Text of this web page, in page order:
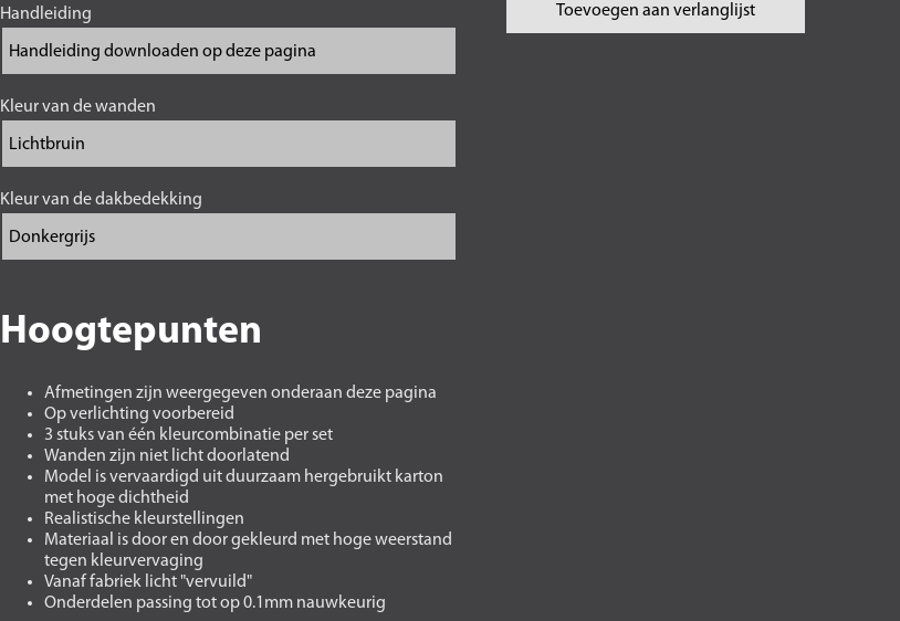
Handleiding
Kleur van de wanden
Kleur van de dakbedekking
Hoogtepunten
Afmetingen zijn weergegeven onderaan deze pagina
Op verlichting voorbereid
3 stuks van één kleurcombinatie per set
Wanden zijn niet licht doorlatend
Model is vervaardigd uit duurzaam hergebruikt karton
met hoge dichtheid
Realistische kleurstellingen
Materiaal is door en door gekleurd met hoge weerstand
tegen kleurvervaging
Vanaf fabriek licht "vervuild"
Onderdelen passing tot op 0.1mm nauwkeurig
Toevoegen aan verlanglijst